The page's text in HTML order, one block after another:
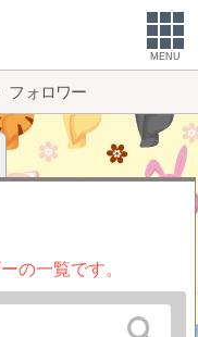
MENU
フォロワー
の一覧です。